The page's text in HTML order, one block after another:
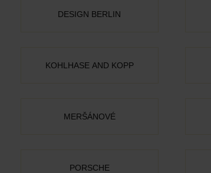
DESIGN BERLIN
KOHLHASE AND KOPP
MERŠÁNOVÉ
PORSCHE